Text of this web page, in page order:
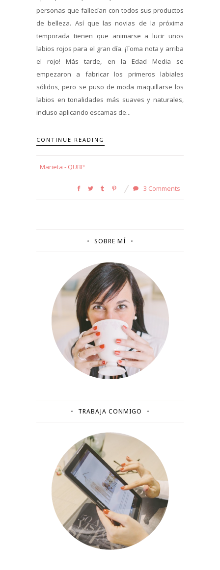
personas que fallecían con todos sus productos
de belleza. Así que las novias de la próxima
temporada tienen que animarse a lucir unos
labios rojos para el gran día. ¡Toma nota y arriba
el rojo! Más tarde, en la Edad Media se
empezaron a fabricar los primeros labiales
sólidos, pero se puso de moda maquillarse los
labios en tonalidades más suaves y naturales,
incluso aplicando escamas de...
CONTINUE READING
Marieta - QUBP
3 Comments
SOBRE MÍ
TRABAJA CONMIGO